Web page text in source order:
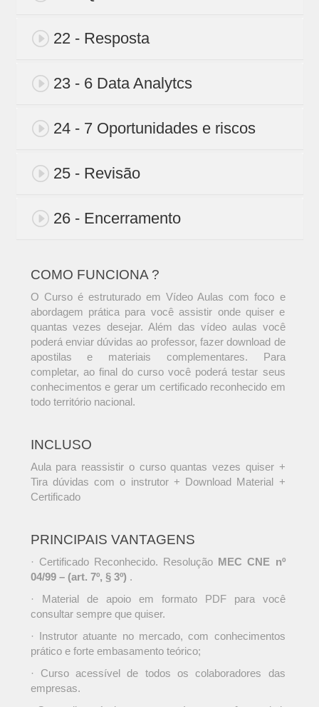
22 - Resposta
23 - 6 Data Analytcs
24 - 7 Oportunidades e riscos
25 - Revisão
26 - Encerramento
COMO FUNCIONA ?
O Curso é estruturado em Vídeo Aulas com foco e
abordagem prática para você assistir onde quiser e
quantas vezes desejar. Além das vídeo aulas você
poderá enviar dúvidas ao professor, fazer download de
apostilas e materiais complementares. Para
completar, ao final do curso você poderá testar seus
conhecimentos e gerar um certificado reconhecido em
todo território nacional.
INCLUSO
Aula para reassistir o curso quantas vezes quiser +
Tira dúvidas com o instrutor + Download Material +
Certificado
PRINCIPAIS VANTAGENS
· Certificado Reconhecido. Resolução MEC CNE nº
04/99 – (art. 7º, § 3º) .
· Material de apoio em formato PDF para você
consultar sempre que quiser.
· Instrutor atuante no mercado, com conhecimentos
prático e forte embasamento teórico;
· Curso acessível de todos os colaboradores das
empresas.